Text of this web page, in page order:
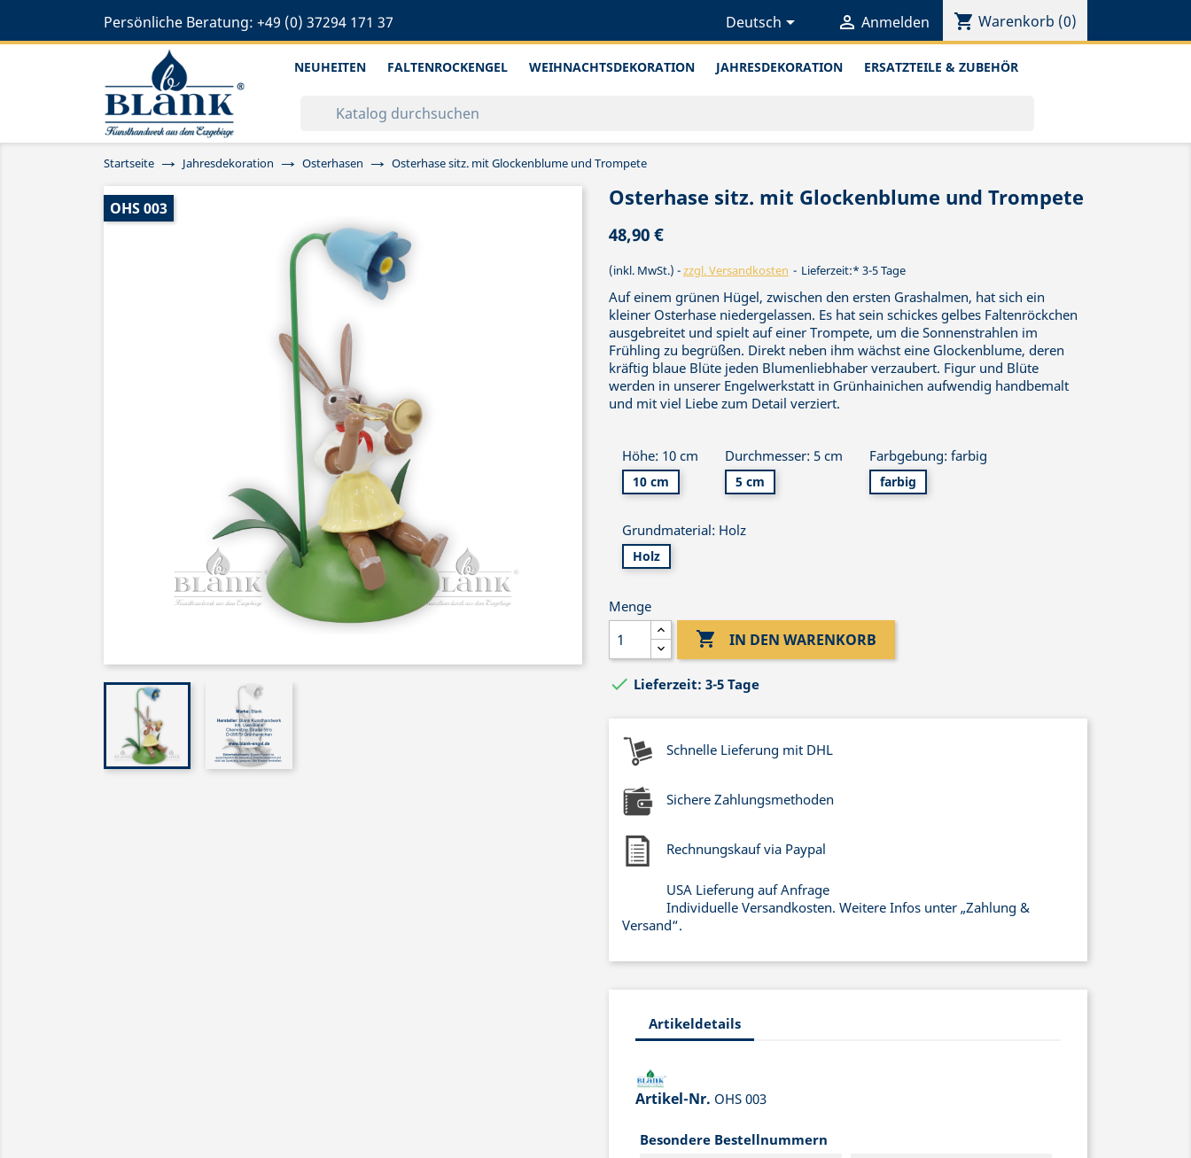
Persönliche Beratung: +49 (0) 37294 171 37 Deutsch  Anmelden shopping_cart Warenkorb (0)
NEUHEITEN FALTENROCKENGEL WEIHNACHTSDEKORATION JAHRESDEKORATION ERSATZTEILE & ZUBEHÖR
Startseite Jahresdekoration Osterhasen Osterhase sitz. mit Glockenblume und Trompete
OHS 003 Osterhase sitz. mit Glockenblume und Trompete
48,90 €
(inkl. MwSt.) zzgl. Versandkosten Lieferzeit:* 3-5 Tage
Auf einem grünen Hügel, zwischen den ersten Grashalmen, hat sich ein
kleiner Osterhase niedergelassen. Es hat sein schickes gelbes Faltenröckchen
ausgebreitet und spielt auf einer Trompete, um die Sonnenstrahlen im
Frühling zu begrüßen. Direkt neben ihm wächst eine Glockenblume, deren
kräftig blaue Blüte jeden Blumenliebhaber verzaubert. Figur und Blüte
werden in unserer Engelwerkstatt in Grünhainichen aufwendig handbemalt
und mit viel Liebe zum Detail verziert.
Höhe: 10 cm
10 cm
Durchmesser: 5 cm
5 cm
Farbgebung: farbig
farbig
Grundmaterial: Holz
Holz
Menge
 IN DEN WARENKORB
 Lieferzeit: 3-5 Tage
Schnelle Lieferung mit DHL
Sichere Zahlungsmethoden
Rechnungskauf via Paypal
USA Lieferung auf Anfrage
Individuelle Versandkosten. Weitere Infos unter „Zahlung &
Versand“.
Artikeldetails
Artikel-Nr. OHS 003
Besondere Bestellnummern